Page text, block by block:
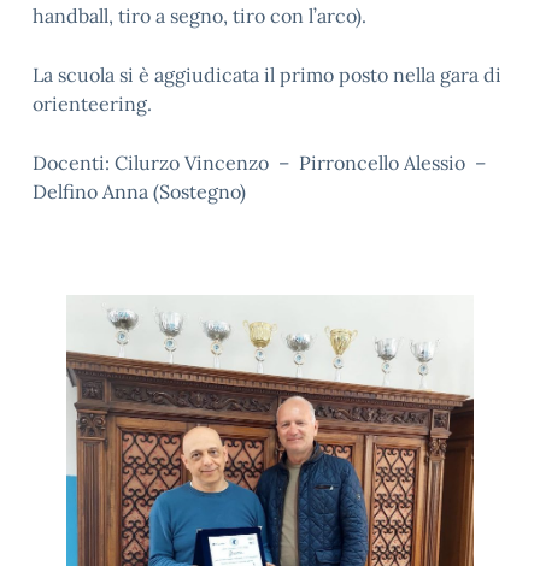
handball, tiro a segno, tiro con l’arco).
La scuola si è aggiudicata il primo posto nella gara di
orienteering.
Docenti: Cilurzo Vincenzo – Pirroncello Alessio –
Delfino Anna (Sostegno)